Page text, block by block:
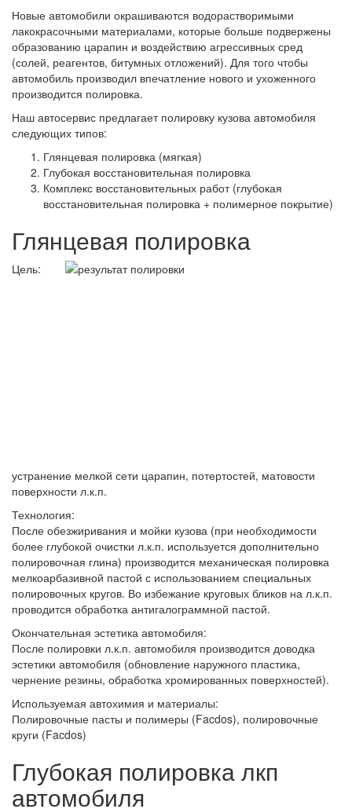
Новые автомобили окрашиваются водорастворимыми
лакокрасочными материалами, которые больше подвержены
образованию царапин и воздействию агрессивных сред
(солей, реагентов, битумных отложений). Для того чтобы
автомобиль производил впечатление нового и ухоженного
производится полировка.
Наш автосервис предлагает полировку кузова автомобиля
следующих типов:
Глянцевая полировка (мягкая)
Глубокая восстановительная полировка
Комплекс восстановительных работ (глубокая
восстановительная полировка + полимерное покрытие)
Глянцевая полировка
Цель:
устранение мелкой сети царапин, потертостей, матовости
поверхности л.к.п.
Технология:
После обезжиривания и мойки кузова (при необходимости
более глубокой очистки л.к.п. используется дополнительно
полировочная глина) производится механическая полировка
мелкоарбазивной пастой с использованием специальных
полировочных кругов. Во избежание круговых бликов на л.к.п.
проводится обработка антигалограммной пастой.
Окончательная эстетика автомобиля:
После полировки л.к.п. автомобиля производится доводка
эстетики автомобиля (обновление наружного пластика,
чернение резины, обработка хромированных поверхностей).
Используемая автохимия и материалы:
Полировочные пасты и полимеры (Facdos), полировочные
круги (Facdos)
Глубокая полировка лкп
автомобиля